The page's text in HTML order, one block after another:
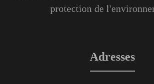
protection de
Adresses